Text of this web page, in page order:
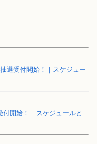
選受付開始！｜スケジュー
付開始！｜スケジュールと